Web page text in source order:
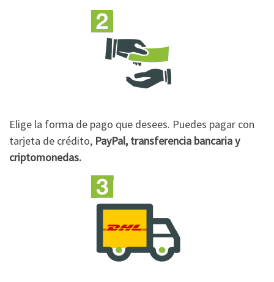
Elige la forma de pago que desees. Puedes pagar con
tarjeta de crédito, PayPal, transferencia bancaria y
criptomonedas.